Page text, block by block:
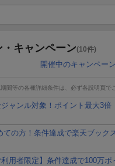
キャンペーン(10件)
開催中のキャンペー
間等の各種詳細条件は、必ず各説明頁で
ジャンル対象！ポイント最大3
ての方！条件達成で楽天ブック
利用者限定】条件達成で100万ポ